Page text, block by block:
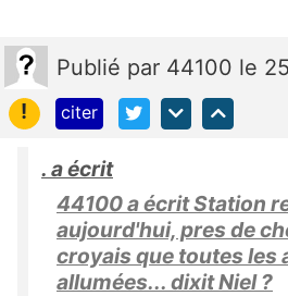
Publié par 44100 le
!
citer
. a écrit
44100 a écrit Station
aujourd'hui, pres de
croyais que toutes les
allumées... dixit Niel ?